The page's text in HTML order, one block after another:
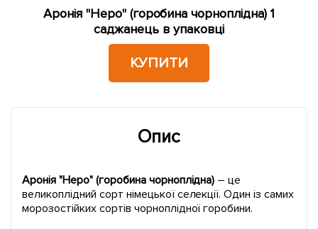
Аронія "Неро" (горобина чорноплідна) 1
саджанець в упаковці
КУПИТИ
Опис
Аронія "Неро" (горобина чорноплідна) – це
великоплідний сорт німецької селекції. Один із самих
морозостійких сортів чорноплідної горобини.